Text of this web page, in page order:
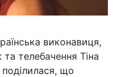
виконавиця,
телебачення Тіна
що